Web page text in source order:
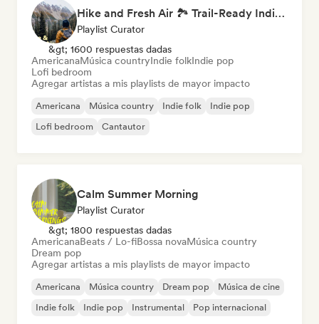
Hike and Fresh Air 🏞️ Trail-Ready Indie Folk & Acoustic
Playlist Curator
&gt; 1600 respuestas dadas
AmericanaMúsica countryIndie folkIndie pop
Lofi bedroom
Agregar artistas a mis playlists de mayor impacto
Americana Música country Indie folk
Indie pop
Lofi bedroom
Cantautor
Calm Summer Morning
Playlist Curator
&gt; 1800 respuestas dadas
AmericanaBeats / Lo-fiBossa novaMúsica country
Dream pop
Agregar artistas a mis playlists de mayor impacto
Americana Música country Dream pop
Música de cine
Indie folk
Indie pop Instrumental Pop internacional